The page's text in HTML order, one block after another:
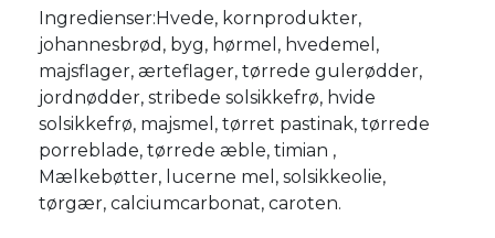
Ingredienser:Hvede, kornprodukter,
johannesbrød, byg, hørmel, hvedemel,
majsflager, ærteflager, tørrede gulerødder,
jordnødder, stribede solsikkefrø, hvide
solsikkefrø, majsmel, tørret pastinak, tørrede
porreblade, tørrede æble, timian ,
Mælkebøtter, lucerne mel, solsikkeolie,
tørgær, calciumcarbonat, caroten.